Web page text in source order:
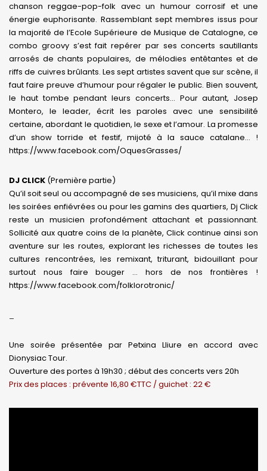
chanson reggae-pop-folk avec un humour corrosif et une
énergie euphorisante. Rassemblant sept membres issus pour
la majorité de l’Ecole Supérieure de Musique de Catalogne, ce
combo groovy s’est fait repérer par ses concerts sautillants
arrosés de chants populaires, de mélodies entêtantes et de
riffs de cuivres brûlants. Les sept artistes savent que sur scène, il
faut faire preuve d’humour pour régaler le public. Bien souvent,
le haut tombe pendant leurs concerts… Pour autant, Josep
Montero, le leader, écrit les paroles avec une sensibilité
certaine, abordant le quotidien, le sexe et l’amour. La promesse
d’un show torride et festif, mijoté à la sauce catalane… !
https://www.facebook.com/OquesGrasses/
DJ CLICK (Première partie)
Qu’il soit seul ou accompagné de ses musiciens, qu’il mixe dans
les soirées enfiévrées ou pour les gamins des quartiers, Dj Click
reste un musicien profondément attachant et passionnant.
Sollicité aux quatre coins de la planète, Click continue ainsi son
aventure sur les routes, explorant les richesses de toutes les
cultures rencontrées, les remixant, triturant, bidouillant pour
surtout nous faire bouger … hors de nos frontières !
https://www.facebook.com/folklorotronic/
Une soirée présentée par Petxina Lliure en accord avec
Dionysiac Tour.
Ouverture des portes à 19h30 ; début des concerts vers 20h
Prix des places : prévente 16,80 €TTC / guichet : 22 €